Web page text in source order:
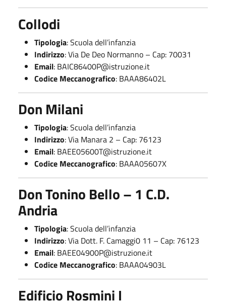
Collodi
Tipologia: Scuola dell’infanzia
Indirizzo: Via De Deo Normanno – Cap: 70031
Email: BAIC86400P@istruzione.it
Codice Meccanografico: BAAA86402L
Don Milani
Tipologia: Scuola dell’infanzia
Indirizzo: Via Manara 2 – Cap: 76123
Email: BAEE05600T@istruzione.it
Codice Meccanografico: BAAA05607X
Don Tonino Bello – 1 C.D.
Andria
Tipologia: Scuola dell’infanzia
Indirizzo: Via Dott. F. Camaggi0 11 – Cap: 76123
Email: BAEE04900P@istruzione.it
Codice Meccanografico: BAAA04903L
Edificio Rosmini I